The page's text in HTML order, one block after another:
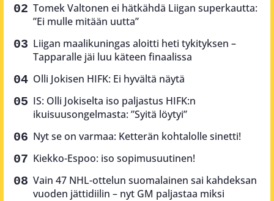
Tomek Valtonen ei hätkähdä Liigan superkautta:
”Ei mulle mitään uutta”
Liigan maalikuningas aloitti heti tykityksen –
Tapparalle jäi luu käteen finaalissa
Olli Jokisen HIFK: Ei hyvältä näytä
IS: Olli Jokiselta iso paljastus HIFK:n
ikuisuusongelmasta: ”Syitä löytyi”
Nyt se on varmaa: Ketterän kohtalolle sinetti!
Kiekko-Espoo: iso sopimusuutinen!
Vain 47 NHL-ottelun suomalainen sai kahdeksan
vuoden jättidiilin – nyt GM paljastaa miksi